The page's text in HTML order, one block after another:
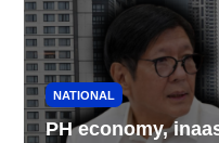
NATIONAL
PH economy,